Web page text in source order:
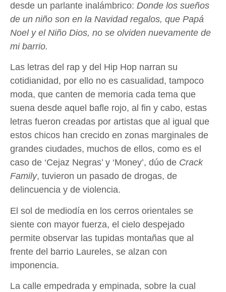
desde un parlante inalámbrico: Donde los sueños
de un niño son en la Navidad regalos, que Papá
Noel y el Niño Dios, no se olviden nuevamente de
mi barrio.
Las letras del rap y del Hip Hop narran su
cotidianidad, por ello no es casualidad, tampoco
moda, que canten de memoria cada tema que
suena desde aquel bafle rojo, al fin y cabo, estas
letras fueron creadas por artistas que al igual que
estos chicos han crecido en zonas marginales de
grandes ciudades, muchos de ellos, como es el
caso de ‘Cejaz Negras’ y ‘Money’, dúo de Crack
Family, tuvieron un pasado de drogas, de
delincuencia y de violencia.
El sol de mediodía en los cerros orientales se
siente con mayor fuerza, el cielo despejado
permite observar las tupidas montañas que al
frente del barrio Laureles, se alzan con
imponencia.
La calle empedrada y empinada, sobre la cual